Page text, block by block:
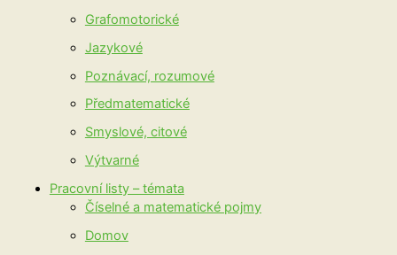
Grafomotorické
Jazykové
Poznávací, rozumové
Předmatematické
Smyslové, citové
Výtvarné
Pracovní listy – témata
Číselné a matematické pojmy
Domov